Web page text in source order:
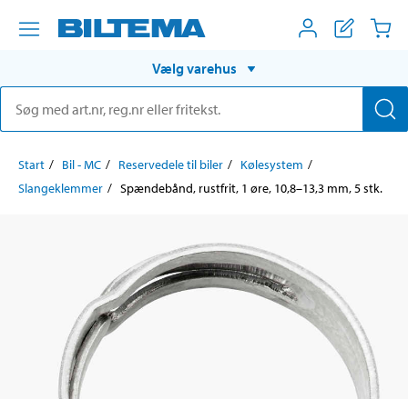
Vælg varehus
Start Bil - MC Reservedele til biler
Kølesystem
Slangeklemmer
Spændebånd, rustfrit, 1 øre, 10,8–13,3 mm, 5 stk.